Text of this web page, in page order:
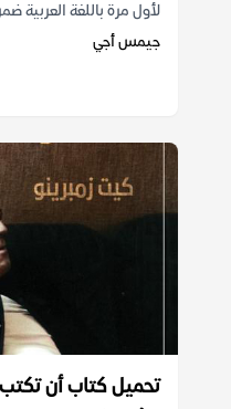
لأول مرة باللغة العربية
جيمس أجي
تحميل كتاب أن